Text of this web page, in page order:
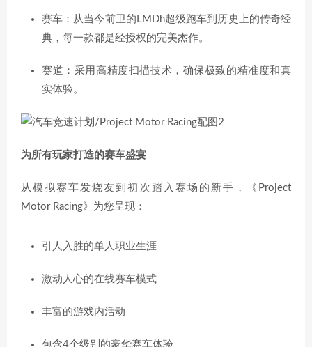
赛车：从当今前卫的LMDh超级跑车到历史上的传奇经
典，每一款都是经授权的完美杰作。
赛道：采用高精度扫描技术，确保极致的精准度和真
实体验。
为所有玩家打造的赛车盛宴
从模拟赛车发烧友到初次踏入赛场的新手，《Project
Motor Racing》为您呈现：
引人入胜的单人职业生涯
激动人心的在线赛车模式
丰富的游戏内活动
包含4个级别的豪华赛车体验